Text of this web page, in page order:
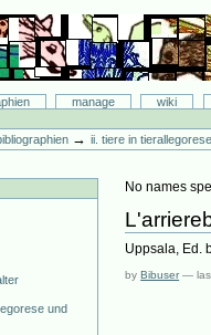
manage wiki
→ii. tiere in
und
No names
Uppsala, Ed.
byBibuser —